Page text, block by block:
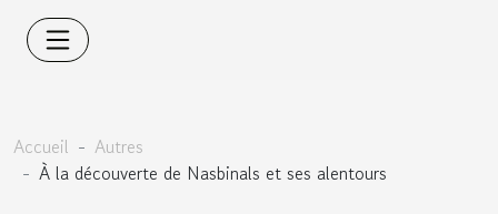
Accueil
Autres
À la découverte de Nasbinals et ses alentours